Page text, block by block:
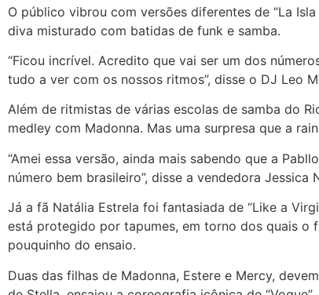
O público vibrou com versões diferentes de “La Isla
diva misturado com batidas de funk e samba.
“Ficou incrível. Acredito que vai ser um dos
tudo a ver com os nossos ritmos”, disse o DJ Leo
Além de ritmistas de várias escolas de samba do
medley com Madonna. Mas uma surpresa que a
“Amei essa versão, ainda mais sabendo que a
número bem brasileiro”, disse a vendedora Jessica
Já a fã Natália Estrela foi fantasiada de “Like a
está protegido por tapumes, em torno dos quais o
pouquinho do ensaio.
Duas das filhas de Madonna, Estere e Mercy,